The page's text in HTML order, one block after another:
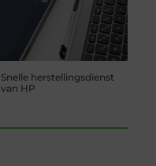
Snelle herstellingsdienst
van HP